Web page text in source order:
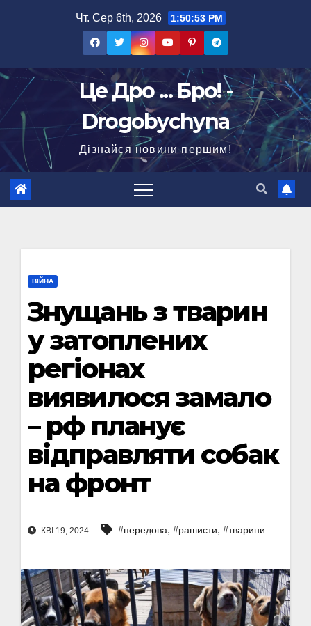
Чт. Сер 6th, 2026 1:50:54 PM
Це Дро ... Бро! -
Drogobychyna
Дізнайся новини першим!
ВІЙНА
Знущань з тварин
у затоплених
регіонах
виявилося замало
– рф планує
відправляти собак
на фронт
КВІ 19, 2024 #передова, #рашисти, #тварини